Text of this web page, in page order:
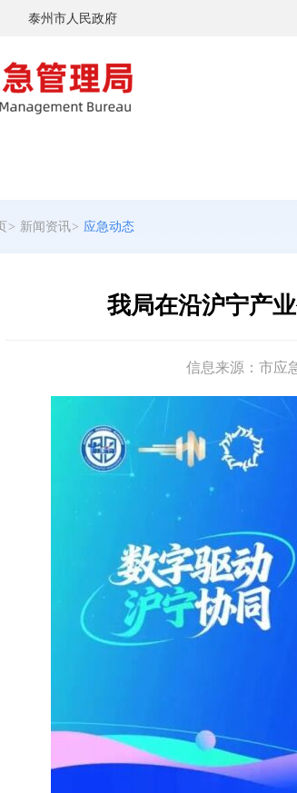
泰州市人民政府
> 新闻资讯> 应急动态
我局在沿沪宁产
信息来源：市应